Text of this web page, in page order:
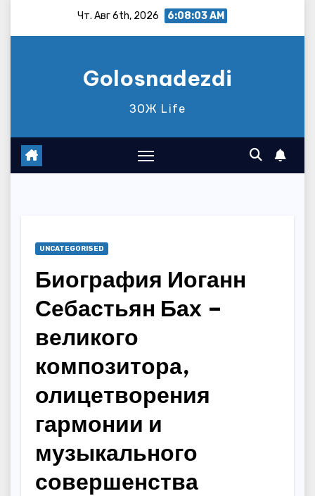
Чт. Авг 6th, 2026 6:08:04 AM
Golosnadezdi
ЗОЖ Life
UNCATEGORISED
Биография Иоганн
Себастьян Бах –
великого
композитора,
олицетворения
гармонии и
музыкального
совершенства